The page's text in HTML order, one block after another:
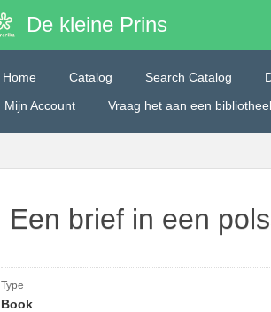
De kleine Prins
Home Catalog Search Catalog
Mijn Account
Vraag het aan een
Een brief in een
Type
Book